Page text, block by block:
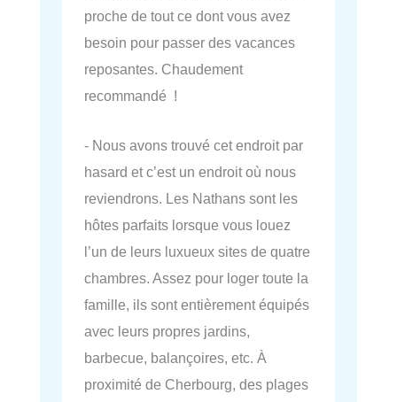
proche de tout ce dont vous avez
besoin pour passer des vacances
reposantes. Chaudement
recommandé !
- Nous avons trouvé cet endroit par
hasard et c’est un endroit où nous
reviendrons. Les Nathans sont les
hôtes parfaits lorsque vous louez
l’un de leurs luxueux sites de quatre
chambres. Assez pour loger toute la
famille, ils sont entièrement équipés
avec leurs propres jardins,
barbecue, balançoires, etc. À
proximité de Cherbourg, des plages